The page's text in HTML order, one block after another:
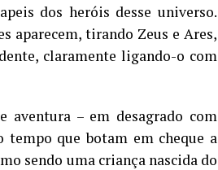
dos heróis desse universo.
aparecem, tirando Zeus e Ares,
claramente ligando-o com
aventura – em desagrado com
tempo que botam em cheque a
sendo uma criança nascida do